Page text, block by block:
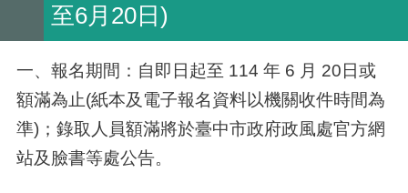
至6月20日)
一、報名期間：自即日起至 114 年6 月 20日或
額滿為止(紙本及電子報名資料以機關收件時間為
準) ；錄取人員額滿將於臺中市政府政風處官方網
站及臉書等處公告。